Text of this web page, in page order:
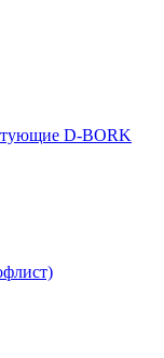
D-BORK